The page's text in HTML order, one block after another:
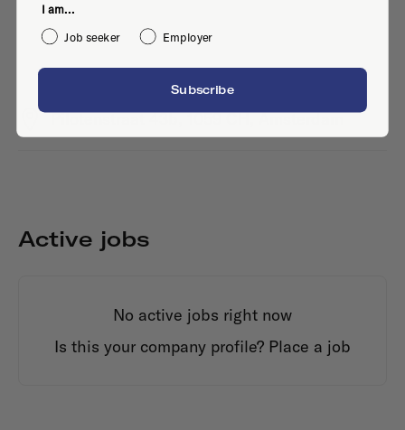
Pilotenstraat 43b, 1059 CH, Amsterdam
Active jobs
No active jobs right now
Is this your company profile? Place a job
I am...
Job seeker
Employer
Subscribe